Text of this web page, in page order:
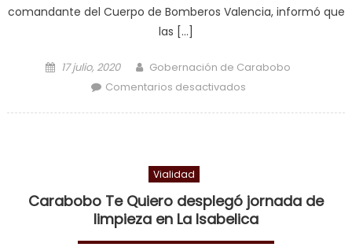
comandante del Cuerpo de Bomberos Valencia, informó que
las […]
Posted on
17 julio, 2020 Author
Gobernación de Carabobo
Comentarios desactivados
Vialidad
Carabobo Te Quiero desplegó jornada de
limpieza en La Isabelica